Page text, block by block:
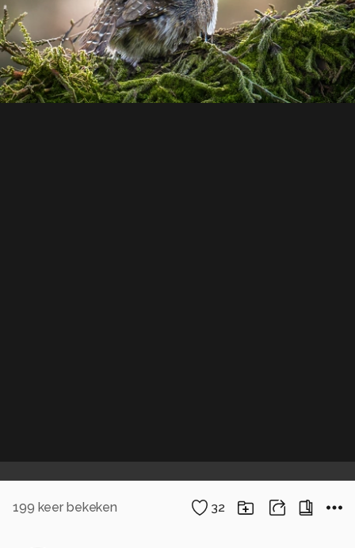
199 keer bekeken 32